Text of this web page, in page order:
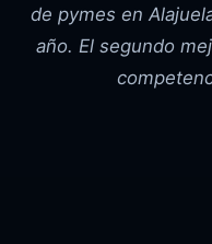
de pymes en
año. El segundo